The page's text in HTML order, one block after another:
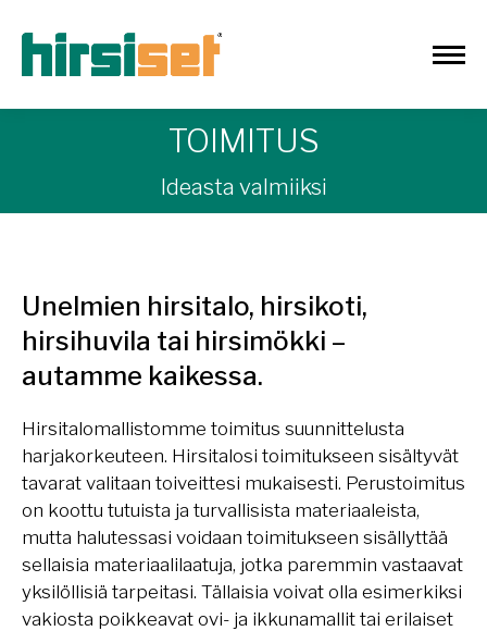
TOIMITUS
Ideasta valmiiksi
Unelmien hirsitalo, hirsikoti,
hirsihuvila tai hirsimökki –
autamme kaikessa.
Hirsitalomallistomme toimitus suunnittelusta
harjakorkeuteen. Hirsitalosi toimitukseen sisältyvät
tavarat valitaan toiveittesi mukaisesti. Perustoimitus
on koottu tutuista ja turvallisista materiaaleista,
mutta halutessasi voidaan toimitukseen sisällyttää
sellaisia materiaalilaatuja, jotka paremmin vastaavat
yksilöllisiä tarpeitasi. Tällaisia voivat olla esimerkiksi
vakiosta poikkeavat ovi- ja ikkunamallit tai erilaiset